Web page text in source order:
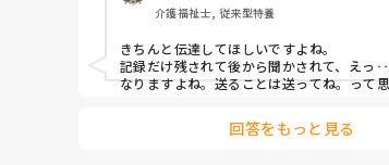
他にもたくさんあるけど、業務上必要があ
ないとダメなんだけど、そもそも職員間の
ションが少ないし、ポンコツ管理者もそ
最低限の事ですら出来ないのに、何故か
大した知識も経験も無い筈なんだけど
グループLINEもお気持ち表明の場に去年
介護福祉士, 従来型特養
きちんと伝達してほしいですよね。
記録だけ残されて後から聞かされて、えっ
なりますよね。送ることは送ってね。って
回答をもっと見る